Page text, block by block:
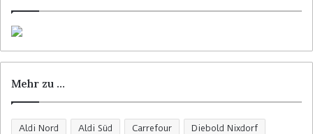
Mehr zu …
Aldi Nord Aldi Süd Carrefour Diebold Nixdorf